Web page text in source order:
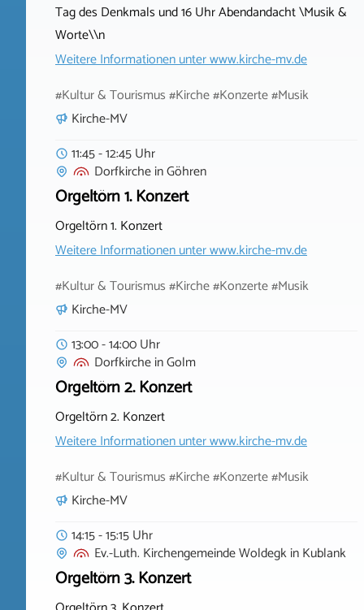
Tag des Denkmals und 16 Uhr Abendandacht \Musik &
Worte\\n
Weitere Informationen unterwww.kirche-mv.de
#Kultur & Tourismus #Kirche #Konzerte #Musik
Kirche-MV
11:45 - 12:45 Uhr
DorfkircheinGöhren
Orgeltörn 1. Konzert
Orgeltörn 1. Konzert
Weitere Informationen unterwww.kirche-mv.de
#Kultur & Tourismus #Kirche #Konzerte #Musik
Kirche-MV
13:00 - 14:00 Uhr
DorfkircheinGolm
Orgeltörn 2. Konzert
Orgeltörn 2. Konzert
Weitere Informationen unterwww.kirche-mv.de
#Kultur & Tourismus #Kirche #Konzerte #Musik
Kirche-MV
14:15 - 15:15 Uhr
Ev.-Luth. Kirchengemeinde WoldegkinKublank
Orgeltörn 3. Konzert